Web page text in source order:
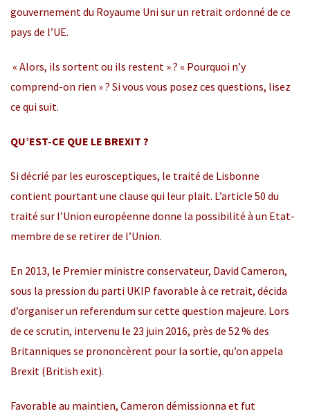
gouvernement du Royaume Uni sur un retrait ordonné de ce
pays de l’UE.
« Alors, ils sortent ou ils restent » ? « Pourquoi n’y
comprend-on rien » ? Si vous vous posez ces questions, lisez
ce qui suit.
QU’EST-CE QUE LE BREXIT ?
Si décrié par les eurosceptiques, le traité de Lisbonne
contient pourtant une clause qui leur plait. L’article 50 du
traité sur l’Union européenne donne la possibilité à un Etat-
membre de se retirer de l’Union.
En 2013, le Premier ministre conservateur, David Cameron,
sous la pression du parti UKIP favorable à ce retrait, décida
d’organiser un referendum sur cette question majeure. Lors
de ce scrutin, intervenu le 23 juin 2016, près de 52 % des
Britanniques se prononcèrent pour la sortie, qu’on appela
Brexit (British exit).
Favorable au maintien, Cameron démissionna et fut